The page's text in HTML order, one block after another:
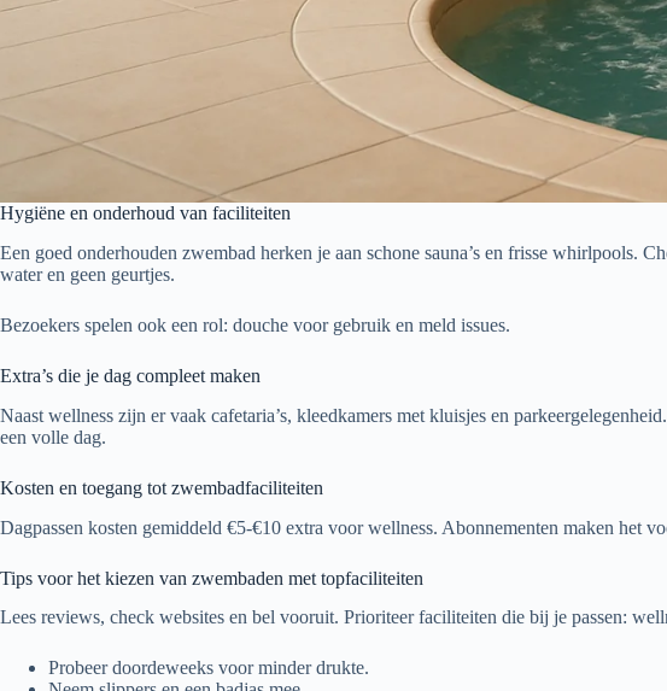
Hygiëne en onderhoud van faciliteiten
Een goed onderhouden zwembad herken je aan schone sauna’s en frisse whirlpools.
water en geen geurtjes.
Bezoekers spelen ook een rol: douche voor gebruik en meld issues.
Extra’s die je dag compleet maken
Naast wellness zijn er vaak cafetaria’s, kleedkamers met kluisjes en
een volle dag.
Kosten en toegang tot zwembadfaciliteiten
Dagpassen kosten gemiddeld €5-€10 extra voor wellness. Abonnementen maken het
Tips voor het kiezen van zwembaden met topfaciliteiten
Lees reviews, check websites en bel vooruit. Prioriteer faciliteiten die bij je passen:
Probeer doordeweeks voor minder drukte.